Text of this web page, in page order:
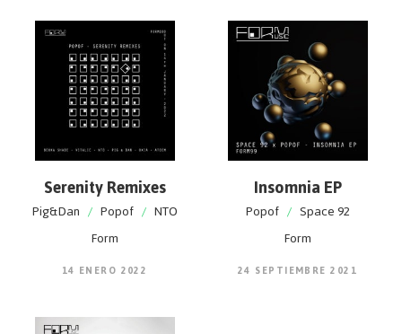
Serenity Remixes
Pig&Dan / Popof / NTO
Form
14 ENERO 2022
Insomnia EP
Popof / Space 92
Form
24 SEPTIEMBRE 2021